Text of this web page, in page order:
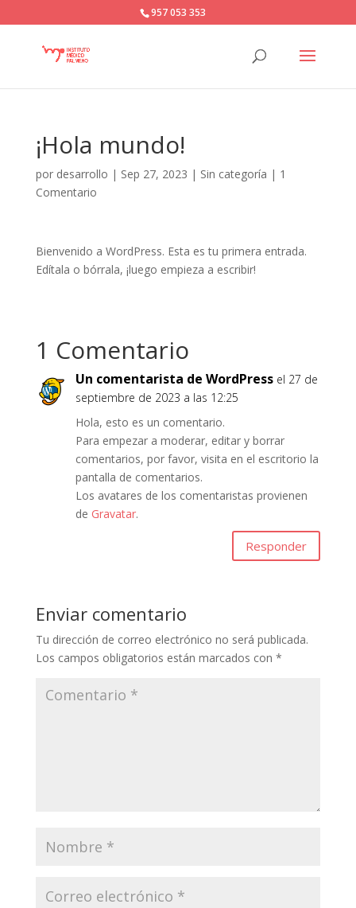
957 053 353
¡Hola mundo!
por desarrollo | Sep 27, 2023 | Sin categoría | 1
Comentario
Bienvenido a WordPress. Esta es tu primera entrada.
Edítala o bórrala, ¡luego empieza a escribir!
1 Comentario
Un comentarista de WordPress el 27 de
septiembre de 2023 a las 12:25
Hola, esto es un comentario.
Para empezar a moderar, editar y borrar
comentarios, por favor, visita en el escritorio la
pantalla de comentarios.
Los avatares de los comentaristas provienen
de Gravatar.
Responder
Enviar comentario
Tu dirección de correo electrónico no será publicada.
Los campos obligatorios están marcados con *